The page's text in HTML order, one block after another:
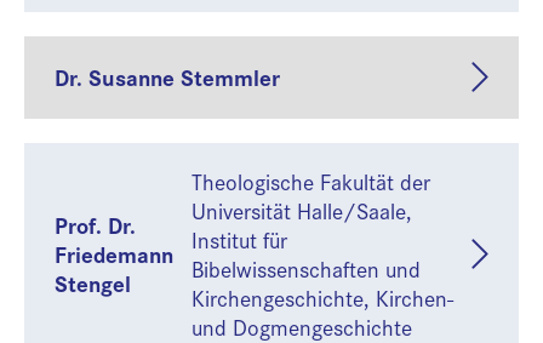
Dr. Susanne Stemmler
Prof. Dr.
Friedemann
Stengel
Theologische Fakultät der
Universität Halle/Saale,
Institut für
Bibelwissenschaften und
Kirchengeschichte, Kirchen-
und Dogmengeschichte